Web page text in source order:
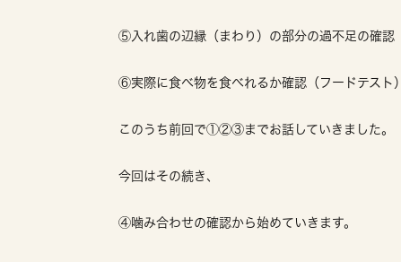
⑤入れ歯の辺縁（まわり）の部分の過不足の確認
⑥実際に食べ物を食べれるか確認（フードテスト）
このうち前回で①②③までお話していきました。
今回はその続き、
④噛み合わせの確認から始めていきます。